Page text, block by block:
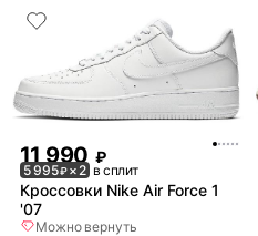
11 990 ₽
5 995₽× 2 в сплит
Кроссовки Nike Air Force 1
'07
Можно вернуть